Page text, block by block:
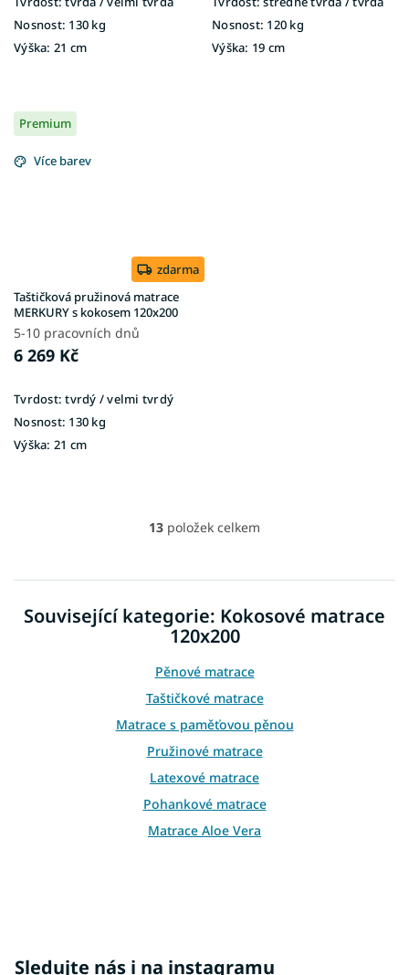
Nosnost: 130 kg
Výška: 21 cm
Nosnost: 120 kg
Výška: 19 cm
Premium
Více barev
zdarma
Taštičková pružinová matrace
MERKURY s kokosem 120x200
5-10 pracovních dnů
6 269 Kč
Tvrdost: tvrdý / velmi tvrdý
Nosnost: 130 kg
Výška: 21 cm
O
á
a
c
p
r
v
k
y
v
ý
p
i
s
13 položek celkem
Související kategorie: Kokosové matrace
120x200
Pěnové matrace
Taštičkové matrace
Matrace s paměťovou pěnou
Pružinové matrace
Latexové matrace
Pohankové matrace
Matrace Aloe Vera
Sledujte nás i na instagramu